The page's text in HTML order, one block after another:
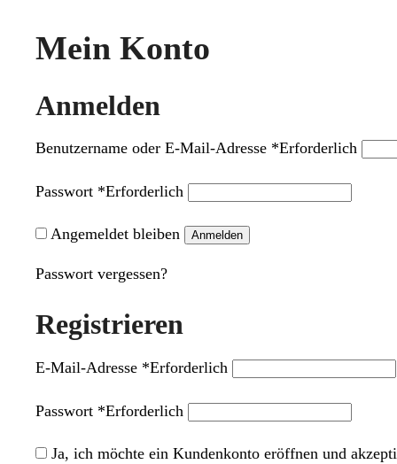
Mein Konto
Anmelden
Benutzername oder E-Mail-Adresse *Erforderlich
Passwort *Erforderlich
Angemeldet bleiben Anmelden
Passwort vergessen?
Registrieren
E-Mail-Adresse *Erforderlich
Passwort *Erforderlich
Ja, ich möchte ein Kundenkonto eröffnen und